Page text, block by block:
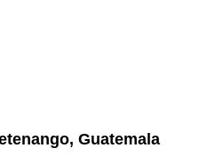
Guatemala